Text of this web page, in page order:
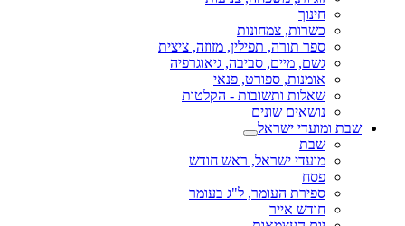
חינוך
כשרות, צמחונות
ספר תורה, תפילין, מזוזה, ציצית
גשם, מיים, סביבה, גיאוגרפיה
אומנות, ספורט, פנאי
שאלות ותשובות - הקלטות
נושאים שונים
שבת ומועדי ישראל
שבת
מועדי ישראל, ראש חודש
פסח
ספירת העומר, ל"ג בעומר
חודש אייר